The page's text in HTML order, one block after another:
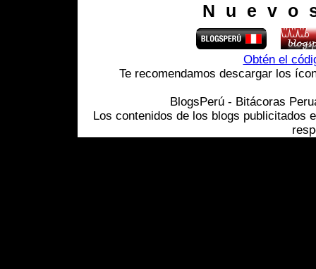
Obtén el
Te recomendamos descargar los
BlogsPerú - Bitácoras
Los contenidos de los blogs publicitados